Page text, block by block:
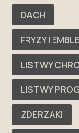
DACH
FRYZY I
LISTWY
LISTWY
ZDERZAKI